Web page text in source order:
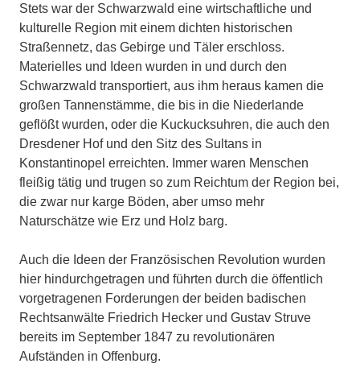
Stets war der Schwarzwald eine wirtschaftliche und
kulturelle Region mit einem dichten historischen
Straßennetz, das Gebirge und Täler erschloss.
Materielles und Ideen wurden in und durch den
Schwarzwald transportiert, aus ihm heraus kamen die
großen Tannenstämme, die bis in die Niederlande
geflößt wurden, oder die Kuckucksuhren, die auch den
Dresdener Hof und den Sitz des Sultans in
Konstantinopel erreichten. Immer waren Menschen
fleißig tätig und trugen so zum Reichtum der Region bei,
die zwar nur karge Böden, aber umso mehr
Naturschätze wie Erz und Holz barg.
Auch die Ideen der Französischen Revolution wurden
hier hindurchgetragen und führten durch die öffentlich
vorgetragenen Forderungen der beiden badischen
Rechtsanwälte Friedrich Hecker und Gustav Struve
bereits im September 1847 zu revolutionären
Aufständen in Offenburg.